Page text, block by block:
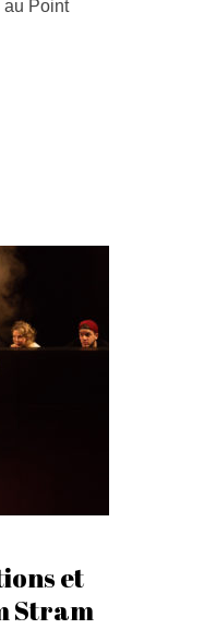
au Point
et
Stram